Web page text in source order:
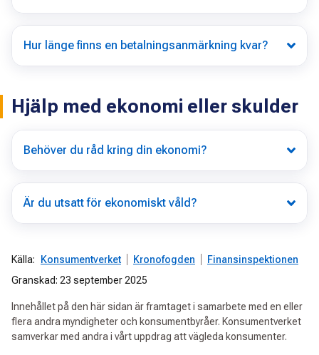
Hur länge finns en betalningsanmärkning kvar?
Hjälp med ekonomi eller skulder
Behöver du råd kring din ekonomi?
Är du utsatt för ekonomiskt våld?
Källa: Konsumentverket Kronofogden
Finansinspektionen
Granskad: 23 september 2025
Innehållet på den här sidan är framtaget i samarbete med en eller
flera andra myndigheter och konsumentbyråer. Konsumentverket
samverkar med andra i vårt uppdrag att vägleda konsumenter.